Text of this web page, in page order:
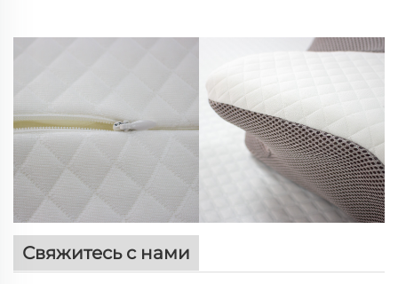
Свяжитесь с нами